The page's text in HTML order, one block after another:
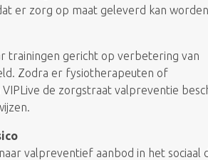
er zorg op maat geleverd kan
trainingen gericht op verbetering van
Zodra er fysiotherapeuten of
de zorgstraat valpreventie
valpreventief aanbod in het sociaal